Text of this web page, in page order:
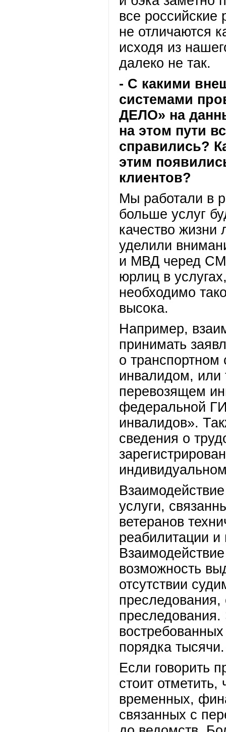
все российские
не отличаются
исходя из
далеко не так.
- С какими
системами
ДЕЛО» на
на этом пути
справились?
этим
клиентов?
Мы работали в
больше услуг
качество
уделили
и МВД черед
юрлиц в
необходимо
высока.
Например,
принимать
о
инвалидом, или
перевозящем
федеральной
инвалидов».
сведения о
услуги,
ветеранов
реабилитации
возможность
отсутствии
преследования,
порядка тысячи.
Если говорить
стоит
временных,
связанных с